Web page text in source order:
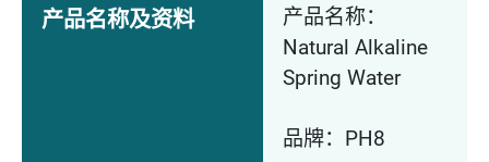
产品名称及资料
产品名称：
Natural Alkaline
Spring Water
品牌：PH8